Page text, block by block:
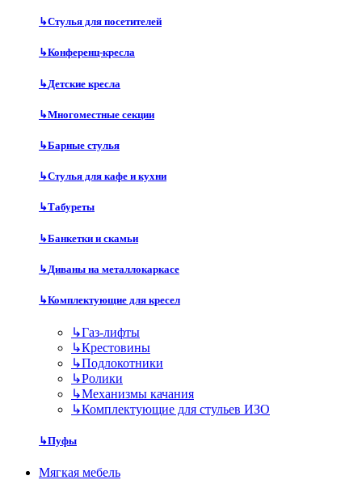
↳Стулья для посетителей
↳Конференц-кресла
↳Детские кресла
↳Многоместные секции
↳Барные стулья
↳Стулья для кафе и кухни
↳Табуреты
↳Банкетки и скамьи
↳Диваны на металлокаркасе
↳Комплектующие для кресел
↳Газ-лифты
↳Крестовины
↳Подлокотники
↳Ролики
↳Механизмы качания
↳Комплектующие для стульев ИЗО
↳Пуфы
Мягкая мебель